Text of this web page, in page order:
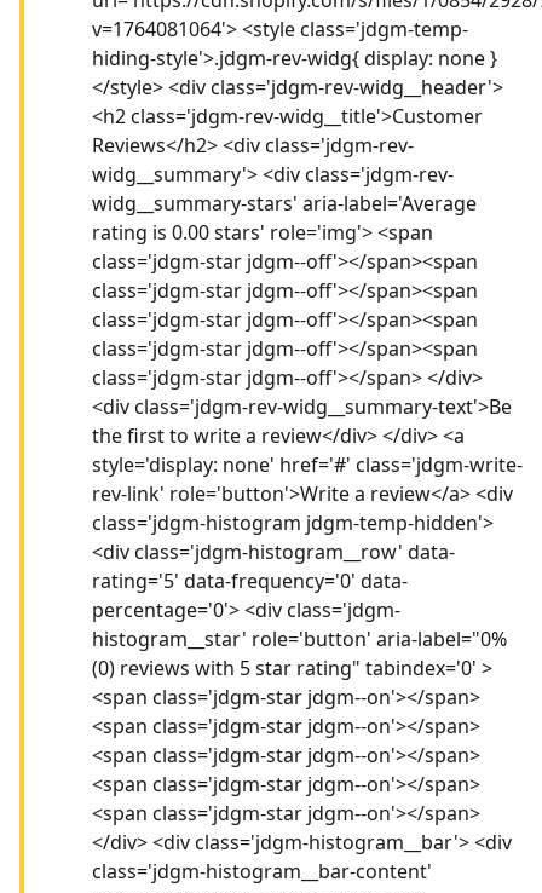
v=1764081064'> <style class='jdgm-temp-
hiding-style'>.jdgm-rev-widg{ display: none }
</style> <div class='jdgm-rev-widg__header'>
<h2 class='jdgm-rev-widg__title'>Customer
Reviews</h2> <div class='jdgm-rev-
widg__summary'> <div class='jdgm-rev-
widg__summary-stars' aria-label='Average
rating is 0.00 stars' role='img'> <span
class='jdgm-star jdgm--off'></span><span
class='jdgm-star jdgm--off'></span><span
class='jdgm-star jdgm--off'></span><span
class='jdgm-star jdgm--off'></span><span
class='jdgm-star jdgm--off'></span> </div>
<div class='jdgm-rev-widg__summary-text'>Be
the first to write a review</div> </div> <a
style='display: none' href='#' class='jdgm-write-
rev-link' role='button'>Write a review</a> <div
class='jdgm-histogram jdgm-temp-hidden'>
<div class='jdgm-histogram__row' data-
rating='5' data-frequency='0' data-
percentage='0'> <div class='jdgm-
histogram__star' role='button' aria-label="0%
(0) reviews with 5 star rating" tabindex='0' >
<span class='jdgm-star jdgm--on'></span>
<span class='jdgm-star jdgm--on'></span>
<span class='jdgm-star jdgm--on'></span>
<span class='jdgm-star jdgm--on'></span>
<span class='jdgm-star jdgm--on'></span>
</div> <div class='jdgm-histogram__bar'> <div
class='jdgm-histogram__bar-content'